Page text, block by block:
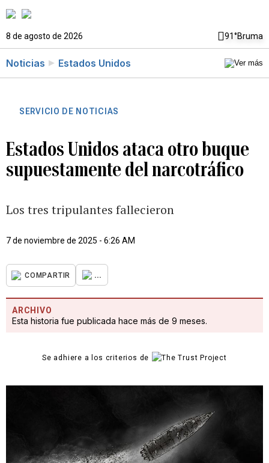
8 de agosto de 2026 91°Bruma
Noticias Estados Unidos
SERVICIO DE NOTICIAS
Estados Unidos ataca otro buque
supuestamente del narcotráfico
Los tres tripulantes fallecieron
7 de noviembre de 2025 - 6:26 AM
COMPARTIR ...
ARCHIVO
Esta historia fue publicada hace más de 9 meses.
Se adhiere a los criterios de